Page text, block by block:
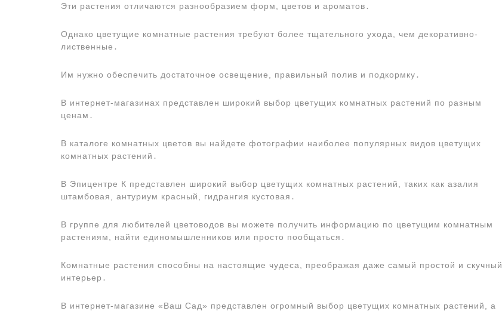
Эти растения отличаются разнообразием форм, цветов и ароматов․
Однако цветущие комнатные растения требуют более тщательного ухода, чем декоративно-
лиственные․
Им нужно обеспечить достаточное освещение, правильный полив и подкормку․
В интернет-магазинах представлен широкий выбор цветущих комнатных растений по разным
ценам․
В каталоге комнатных цветов вы найдете фотографии наиболее популярных видов цветущих
комнатных растений․
В Эпицентре К представлен широкий выбор цветущих комнатных растений, таких как азалия
штамбовая, антуриум красный, гидрангия кустовая․
В группе для любителей цветоводов вы можете получить информацию по цветущим комнатным
растениям, найти единомышленников или просто пообщаться․
Комнатные растения способны на настоящие чудеса, преображая даже самый простой и скучный
интерьер․
В интернет-магазине «Ваш Сад» представлен огромный выбор цветущих комнатных растений, а